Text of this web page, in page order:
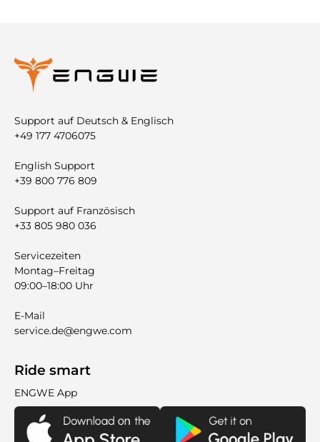
Support auf Deutsch & Englisch
+49 177 4706075
English Support
+39 800 776 809
Support auf Französisch
+33 805 980 036
Servicezeiten
Montag–Freitag
09:00–18:00 Uhr
E-Mail
service.de@engwe.com
Ride smart
ENGWE App